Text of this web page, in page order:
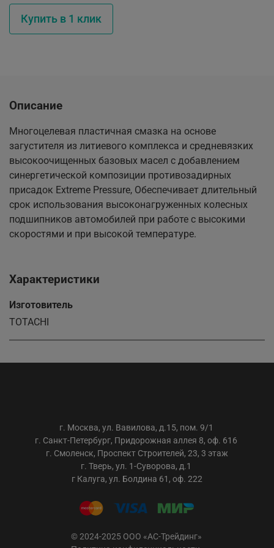
Купить в 1 клик
Описание
Многоцелевая пластичная смазка на основе
загустителя из литиевого комплекса и средневязких
высокоочищенных базовых масел с добавлением
синергетической композиции противозадирных
присадок Extreme Pressure, Обеспечивает длительный
срок использования высоконагруженных колесных
подшипников автомобилей при работе с высокими
скоростями и при высокой температуре.
Характеристики
Изготовитель
TOTACHI
г. Москва, ул. Вавилова, д.15, пом. 9/1
г. Санкт-Петербург, Придорожная аллея 8, оф. 616
г. Смоленск, Проспект Строителей, 23, 3 этаж
г. Тверь, ул. 1-Суворова, д.1
г Калуга, ул. Болдина 61, оф. 222
© 2024-2025 ООО «АС-Трейдинг»